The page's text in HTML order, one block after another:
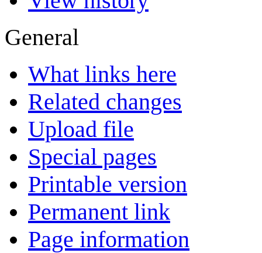
General
What links here
Related changes
Upload file
Special pages
Printable version
Permanent link
Page information